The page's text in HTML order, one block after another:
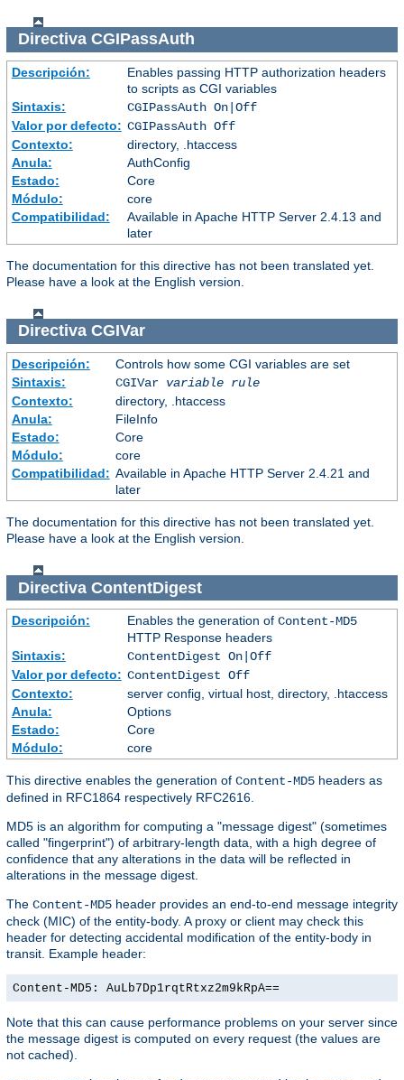
Directiva CGIPassAuth
Descripción:
Enables passing HTTP authorization headers
to scripts as CGI variables
Sintaxis:
CGIPassAuth On|Off
Valor por defecto: CGIPassAuth Off
Contexto:
directory, .htaccess
Anula:
AuthConfig
Estado:
Core
Módulo:
core
Compatibilidad:
Available in Apache HTTP Server 2.4.13 and
later
The documentation for this directive has not been translated yet.
Please have a look at the English version.
Directiva CGIVar
Descripción:
Controls how some CGI variables are set
Sintaxis:
CGIVar variable rule
Contexto:
directory, .htaccess
Anula:
FileInfo
Estado:
Core
Módulo:
core
Compatibilidad: Available in Apache HTTP Server 2.4.21 and
later
The documentation for this directive has not been translated yet.
Please have a look at the English version.
Directiva ContentDigest
Descripción: Enables the generation of Content-MD5
HTTP Response headers
Sintaxis:
ContentDigest On|Off
Valor por defecto: ContentDigest Off
Contexto:
server config, virtual host, directory, .htaccess
Anula:
Options
Estado:
Core
Módulo:
core
This directive enables the generation of Content-MD5 headers as
defined in RFC1864 respectively RFC2616.
MD5 is an algorithm for computing a "message digest" (sometimes
called "fingerprint") of arbitrary-length data, with a high degree of
confidence that any alterations in the data will be reflected in
alterations in the message digest.
The Content-MD5 header provides an end-to-end message integrity
check (MIC) of the entity-body. A proxy or client may check this
header for detecting accidental modification of the entity-body in
transit. Example header:
Content-MD5: AuLb7Dp1rqtRtxz2m9kRpA==
Note that this can cause performance problems on your server since
the message digest is computed on every request (the values are
not cached).